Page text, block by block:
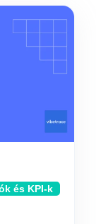
és KPI-k